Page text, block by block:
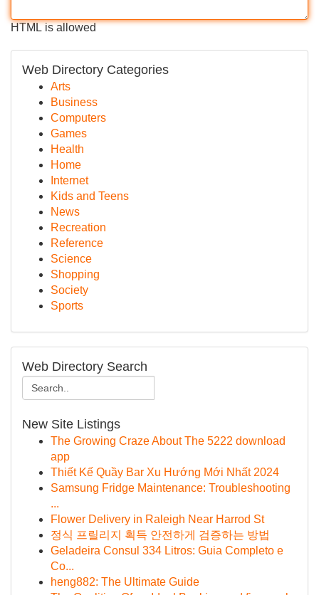
HTML is allowed
Web Directory Categories
Arts
Business
Computers
Games
Health
Home
Internet
Kids and Teens
News
Recreation
Reference
Science
Shopping
Society
Sports
Web Directory Search
New Site Listings
The Growing Craze About The 5222 download
app
Thiết Kế Quầy Bar Xu Hướng Mới Nhất 2024
Samsung Fridge Maintenance: Troubleshooting
...
Flower Delivery in Raleigh Near Harrod St
정식 프릴리지 획득 안전하게 검증하는 방법
Geladeira Consul 334 Litros: Guia Completo e
Co...
heng882: The Ultimate Guide